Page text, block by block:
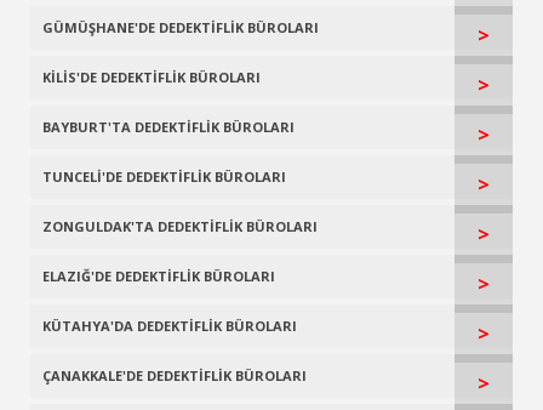
GÜMÜŞHANE'DE DEDEKTİFLİK BÜROLARI >
KİLİS'DE DEDEKTİFLİK BÜROLARI >
BAYBURT'TA DEDEKTİFLİK BÜROLARI >
TUNCELİ'DE DEDEKTİFLİK BÜROLARI >
ZONGULDAK'TA DEDEKTİFLİK BÜROLARI >
ELAZIĞ'DE DEDEKTİFLİK BÜROLARI >
KÜTAHYA'DA DEDEKTİFLİK BÜROLARI >
ÇANAKKALE'DE DEDEKTİFLİK BÜROLARI >